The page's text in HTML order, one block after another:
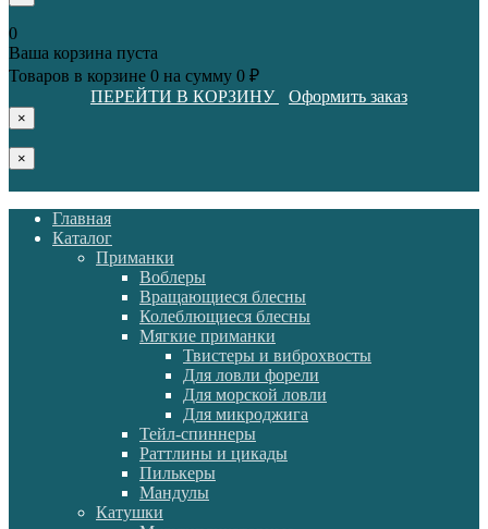
0
Ваша корзина пуста
Товаров в корзине 0 на сумму 0 ₽
ПЕРЕЙТИ В КОРЗИНУ
Оформить заказ
×
×
Главная
Каталог
Приманки
Воблеры
Вращающиеся блесны
Колеблющиеся блесны
Мягкие приманки
Твистеры и виброхвосты
Для ловли форели
Для морской ловли
Для микроджига
Тейл-спиннеры
Раттлины и цикады
Пилькеры
Мандулы
Катушки